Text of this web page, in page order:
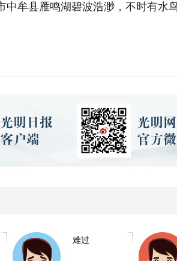
县雁鸣湖碧波浩渺，不时有水
难过